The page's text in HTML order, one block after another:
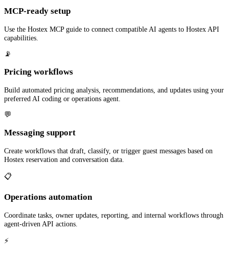
MCP-ready setup
Use the Hostex MCP guide to connect compatible AI agents to Hostex API
capabilities.
📡
Pricing workflows
Build automated pricing analysis, recommendations, and updates using your
preferred AI coding or operations agent.
💬
Messaging support
Create workflows that draft, classify, or trigger guest messages based on
Hostex reservation and conversation data.
📋
Operations automation
Coordinate tasks, owner updates, reporting, and internal workflows through
agent-driven API actions.
⚡